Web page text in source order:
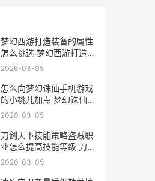
梦幻西游打造装备的属性
怎么挑选 梦幻西游打造装
备和熟练度有关系吗
2026-03-05
怎么向梦幻诛仙手机游戏
的小桃儿加点 梦幻诛仙怎
么赚rmb
2026-03-05
刀剑天下技能策略盗贼职
业怎么提高技能等级 刀剑
天下技能搭配
2026-03-05